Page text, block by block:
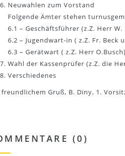
Neuwahlen zum Vorstand
Folgende Ämter stehen
6.1 – Geschäftsführer (z.Z. Herr W.
6.2 – Jugendwart-in ( z.Z. Fr. Beck
6.3 – Gerätwart ( z.Z. Herr O.Busch)
Wahl der Kassenprüfer (z.Z. die
Verschiedenes
Gruß, B. Diny, 1.
(0)